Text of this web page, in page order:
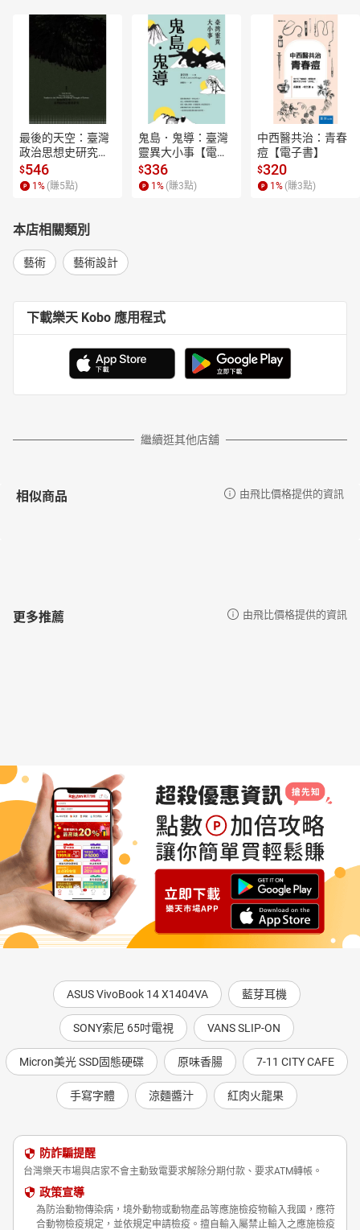
最後的天空：臺灣
政治思想史研究
【電子書】
$546
1 % (賺5點)
鬼島．鬼導：臺灣
靈異大小事【電子
書】
$336
1 % (賺3點)
中西醫共治：青春
痘【電子書】
$320
1 % (賺3點)
本店相關類別
藝術 藝術設計
下載樂天 Kobo 應用程式
繼續逛其他店舖
相似商品 由飛比價格提供的資訊
更多推薦 由飛比價格提供的資訊
ASUS VivoBook 14 X1404VA 藍芽耳機
SONY索尼 65吋電視 VANS SLIP-ON
Micron美光 SSD固態硬碟 原味香腸 7-11 CITY CAFE
手寫字體 涼麵醬汁 紅肉火龍果
防詐騙提醒
台灣樂天市場與店家不會主動致電要求解除分期付款、要求ATM轉帳。
政策宣導
為防治動物傳染病，境外動物或動物產品等應施檢疫物輸入我國，應符
合動物檢疫規定，並依規定申請檢疫。擅自輸入屬禁止輸入之應施檢疫